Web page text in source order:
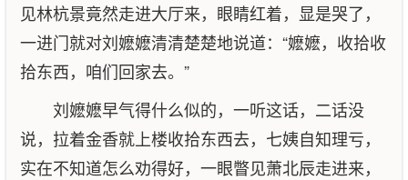
见林杭景竟然走进大厅来，眼睛红着，显是哭了，
一进门就对刘嬷嬷清清楚楚地说道：“嬷嬷，收拾收
拾东西，咱们回家去。”
刘嬷嬷早气得什么似的，一听这话，二话没
说，拉着金香就上楼收拾东西去，七姨自知理亏，
实在不知道怎么劝得好，一眼瞥见萧北辰走进来，